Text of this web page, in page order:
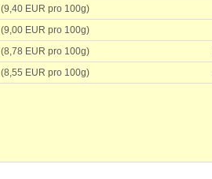
(9,40 EUR pro 100g)
(9,00 EUR pro 100g)
(8,78 EUR pro 100g)
(8,55 EUR pro 100g)